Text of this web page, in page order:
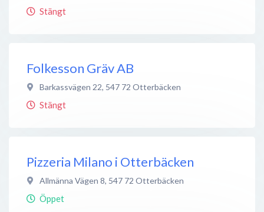
Stängt
Folkesson Gräv AB
Barkassvägen 22, 547 72 Otterbäcken
Stängt
Pizzeria Milano i Otterbäcken
Allmänna Vägen 8, 547 72 Otterbäcken
Öppet